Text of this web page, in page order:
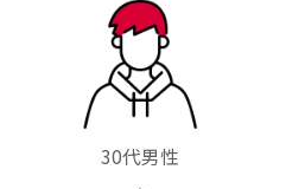
30代男性